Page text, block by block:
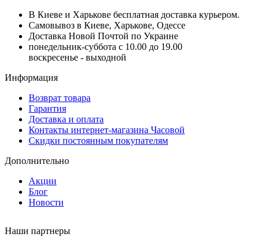
В Киеве и Харькове бесплатная доставка курьером.
Самовывоз в Киеве, Харькове, Одессе
Доставка Новой Почтой по Украине
понедельник-суббота с 10.00 до 19.00
воскресенье - выходной
Информация
Возврат товара
Гарантия
Доставка и оплата
Контакты интернет-магазина Часовой
Скидки постоянным покупателям
Дополнительно
Акции
Блог
Новости
Наши партнеры